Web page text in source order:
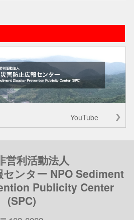
YouTube
営利活動法人
センター NPO Sediment
Publicity Center
(SPC)